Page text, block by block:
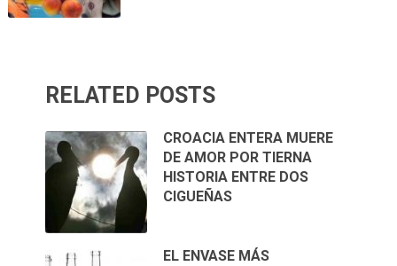
RELATED POSTS
CROACIA ENTERA MUERE
DE AMOR POR TIERNA
HISTORIA ENTRE DOS
CIGUEÑAS
EL ENVASE MÁS